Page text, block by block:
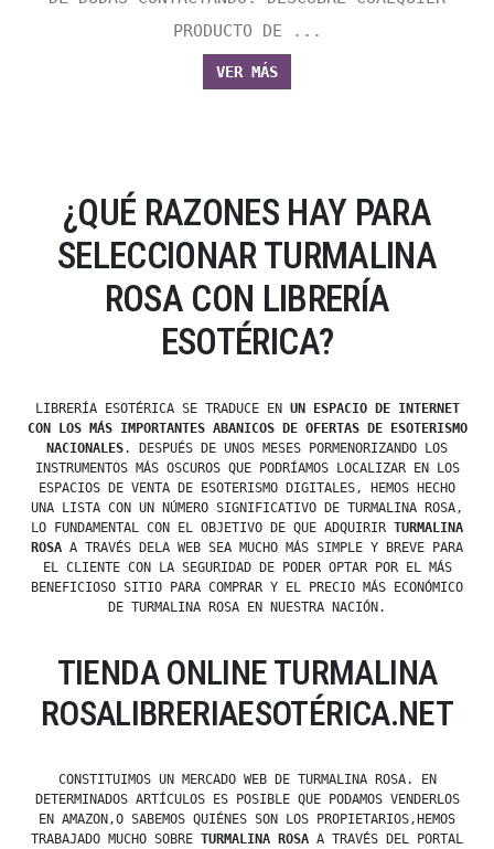
PRODUCTO DE ...
VER MÁS
¿QUÉ RAZONES HAY PARA
SELECCIONAR TURMALINA
ROSA CON LIBRERÍA
ESOTÉRICA?
LIBRERÍA ESOTÉRICA SE TRADUCE EN UN ESPACIO DE INTERNET
CON LOS MÁS IMPORTANTES ABANICOS DE OFERTAS DE ESOTERISMO
NACIONALES. DESPUÉS DE UNOS MESES PORMENORIZANDO LOS
INSTRUMENTOS MÁS OSCUROS QUE PODRÍAMOS LOCALIZAR EN LOS
ESPACIOS DE VENTA DE ESOTERISMO DIGITALES, HEMOS HECHO
UNA LISTA CON UN NÚMERO SIGNIFICATIVO DE TURMALINA ROSA,
LO FUNDAMENTAL CON EL OBJETIVO DE QUE ADQUIRIR TURMALINA
ROSA A TRAVÉS DELA WEB SEA MUCHO MÁS SIMPLE Y BREVE PARA
EL CLIENTE CON LA SEGURIDAD DE PODER OPTAR POR EL MÁS
BENEFICIOSO SITIO PARA COMPRAR Y EL PRECIO MÁS ECONÓMICO
DE TURMALINA ROSA EN NUESTRA NACIÓN.
TIENDA ONLINE TURMALINA
ROSALIBRERIAESOTÉRICA.NET
CONSTITUIMOS UN MERCADO WEB DE TURMALINA ROSA. EN
DETERMINADOS ARTÍCULOS ES POSIBLE QUE PODAMOS VENDERLOS
EN AMAZON,O SABEMOS QUIÉNES SON LOS PROPIETARIOS,HEMOS
TRABAJADO MUCHO SOBRE TURMALINA ROSA A TRAVÉS DEL PORTAL